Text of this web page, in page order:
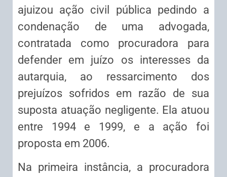
ajuizou ação civil pública pedindo a
condenação de uma advogada,
contratada como procuradora para
defender em juízo os interesses da
autarquia, ao ressarcimento dos
prejuízos sofridos em razão de sua
suposta atuação negligente. Ela atuou
entre 1994 e 1999, e a ação foi
proposta em 2006.
Na primeira instância, a procuradora